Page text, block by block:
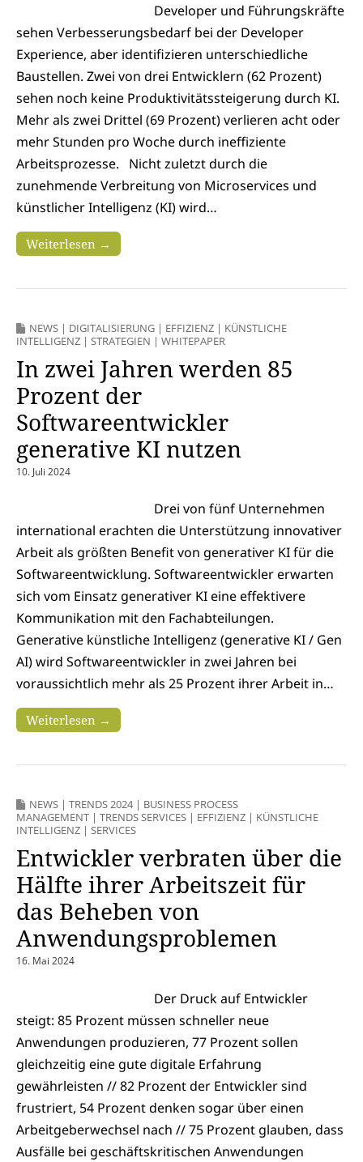
Developer und Führungskräfte
sehen Verbesserungsbedarf bei der Developer
Experience, aber identifizieren unterschiedliche
Baustellen. Zwei von drei Entwicklern (62 Prozent)
sehen noch keine Produktivitätssteigerung durch KI.
Mehr als zwei Drittel (69 Prozent) verlieren acht oder
mehr Stunden pro Woche durch ineffiziente
Arbeitsprozesse. Nicht zuletzt durch die
zunehmende Verbreitung von Microservices und
künstlicher Intelligenz (KI) wird…
Weiterlesen →
NEWS | DIGITALISIERUNG | EFFIZIENZ | KÜNSTLICHE
INTELLIGENZ | STRATEGIEN | WHITEPAPER
In zwei Jahren werden 85
Prozent der
Softwareentwickler
generative KI nutzen
10. Juli 2024
Drei von fünf Unternehmen
international erachten die Unterstützung innovativer
Arbeit als größten Benefit von generativer KI für die
Softwareentwicklung. Softwareentwickler erwarten
sich vom Einsatz generativer KI eine effektivere
Kommunikation mit den Fachabteilungen.
Generative künstliche Intelligenz (generative KI / Gen
AI) wird Softwareentwickler in zwei Jahren bei
voraussichtlich mehr als 25 Prozent ihrer Arbeit in…
Weiterlesen →
NEWS | TRENDS 2024| BUSINESS PROCESS
MANAGEMENT | TRENDS SERVICES | EFFIZIENZ | KÜNSTLICHE
INTELLIGENZ | SERVICES
Entwickler verbraten über die
Hälfte ihrer Arbeitszeit für
das Beheben von
Anwendungsproblemen
16. Mai 2024
Der Druck auf Entwickler
steigt: 85 Prozent müssen schneller neue
Anwendungen produzieren, 77 Prozent sollen
gleichzeitig eine gute digitale Erfahrung
gewährleisten // 82 Prozent der Entwickler sind
frustriert, 54 Prozent denken sogar über einen
Arbeitgeberwechsel nach // 75 Prozent glauben, dass
Ausfälle bei geschäftskritischen Anwendungen